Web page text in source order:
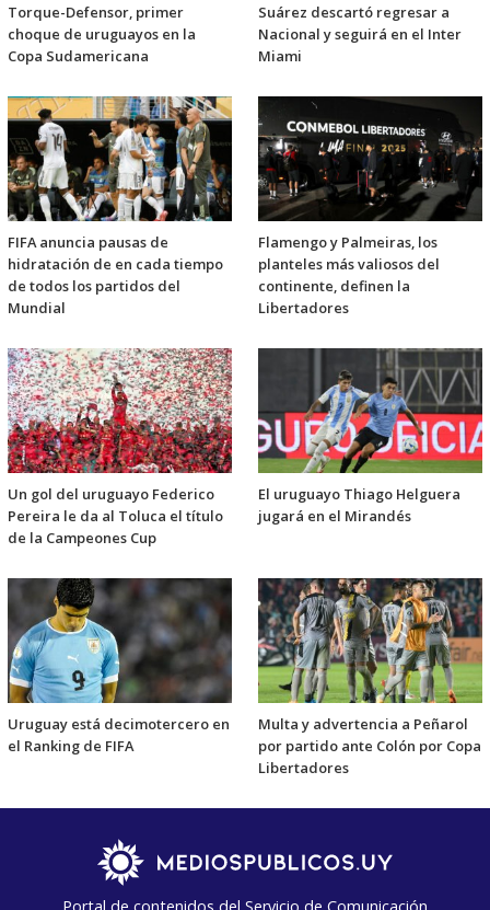
Torque-Defensor, primer
choque de uruguayos en la
Copa Sudamericana
Suárez descartó regresar a
Nacional y seguirá en el Inter
Miami
FIFA anuncia pausas de
hidratación de en cada tiempo
de todos los partidos del
Mundial
Flamengo y Palmeiras, los
planteles más valiosos del
continente, definen la
Libertadores
Un gol del uruguayo Federico
Pereira le da al Toluca el título
de la Campeones Cup
El uruguayo Thiago Helguera
jugará en el Mirandés
Uruguay está decimotercero en
el Ranking de FIFA
Multa y advertencia a Peñarol
por partido ante Colón por Copa
Libertadores